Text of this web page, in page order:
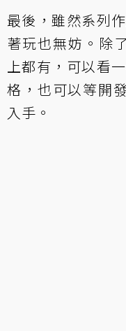
最後，雖然系列
著玩也無妨。除
上都有，可以看
格，也可以等開
入手。